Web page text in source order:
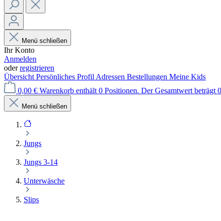
Menü schließen
Ihr Konto
Anmelden
oderregistrieren
Übersicht Persönliches Profil Adressen Bestellungen Meine Kids
0,00 € Warenkorb enthält 0 Positionen. Der Gesamtwert beträgt
Menü schließen
Jungs
Jungs 3-14
Unterwäsche
Slips